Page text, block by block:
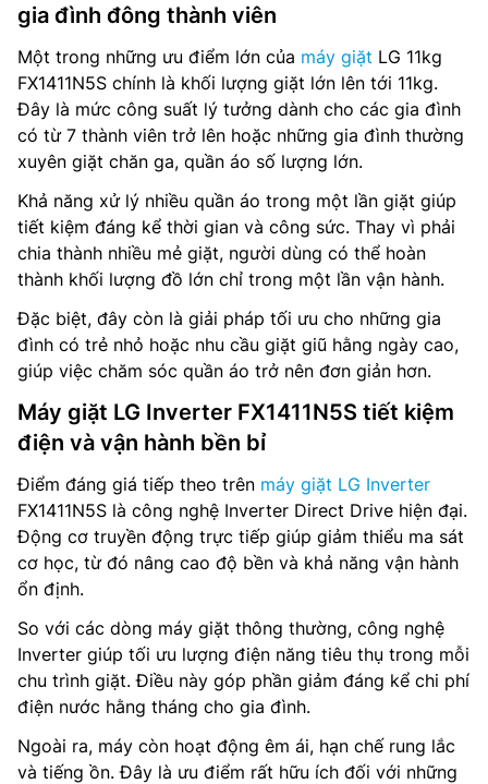
gia đình đông thành viên
Một trong những ưu điểm lớn của máy giặt LG 11kg
FX1411N5S chính là khối lượng giặt lớn lên tới 11kg.
Đây là mức công suất lý tưởng dành cho các gia đình
có từ 7 thành viên trở lên hoặc những gia đình thường
xuyên giặt chăn ga, quần áo số lượng lớn.
Khả năng xử lý nhiều quần áo trong một lần giặt giúp
tiết kiệm đáng kể thời gian và công sức. Thay vì phải
chia thành nhiều mẻ giặt, người dùng có thể hoàn
thành khối lượng đồ lớn chỉ trong một lần vận hành.
Đặc biệt, đây còn là giải pháp tối ưu cho những gia
đình có trẻ nhỏ hoặc nhu cầu giặt giũ hằng ngày cao,
giúp việc chăm sóc quần áo trở nên đơn giản hơn.
Máy giặt LG Inverter FX1411N5S tiết kiệm
điện và vận hành bền bỉ
Điểm đáng giá tiếp theo trên máy giặt LG Inverter
FX1411N5S là công nghệ Inverter Direct Drive hiện đại.
Động cơ truyền động trực tiếp giúp giảm thiểu ma sát
cơ học, từ đó nâng cao độ bền và khả năng vận hành
ổn định.
So với các dòng máy giặt thông thường, công nghệ
Inverter giúp tối ưu lượng điện năng tiêu thụ trong mỗi
chu trình giặt. Điều này góp phần giảm đáng kể chi phí
điện nước hằng tháng cho gia đình.
Ngoài ra, máy còn hoạt động êm ái, hạn chế rung lắc
và tiếng ồn. Đây là ưu điểm rất hữu ích đối với những